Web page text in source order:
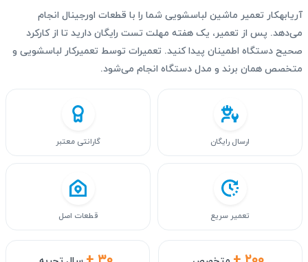
آریابهکار تعمیر ماشین لباسشویی شما را با قطعات اورجینال انجام
می‌دهد. پس از تعمیر، یک هفته مهلت تست رایگان دارید تا از کارکرد
صحیح دستگاه اطمینان پیدا کنید. تعمیرات توسط تعمیرکار لباسشویی و
متخصص همان برند و مدل دستگاه انجام می‌شود.
ارسال رایگان گارانتی معتبر
تعمیر سریع قطعات اصل